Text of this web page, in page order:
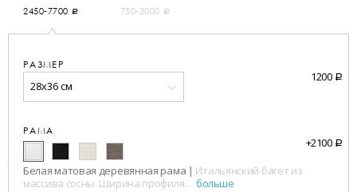
2450-7700 a 750-3000 a
РАЗМЕР
28x36 см
1200 a
РАМА
Белая матовая деревянная рама | Итальянский багет из
массива сосны. Ширина профиля... больше
+2100 a